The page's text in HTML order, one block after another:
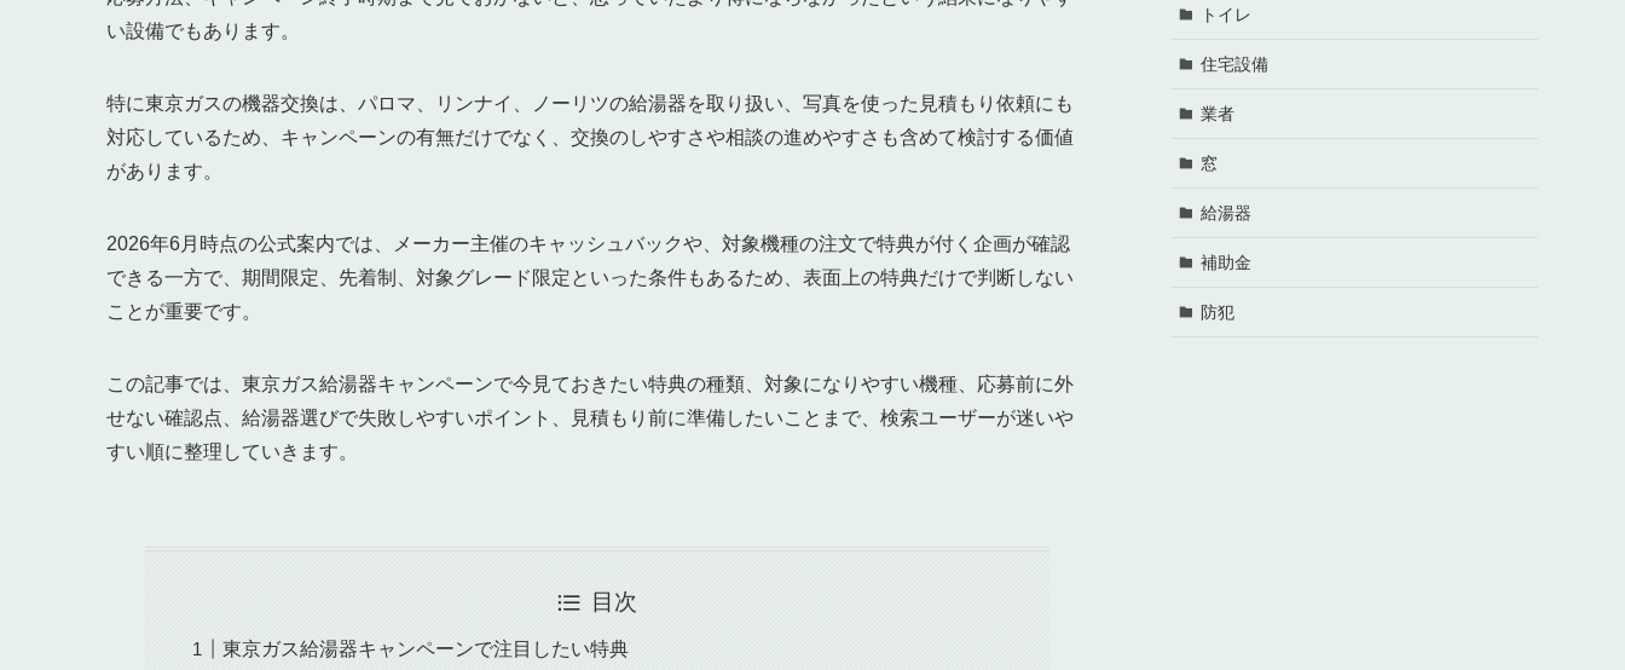
い設備でもあります。
特に東京ガスの機器交換は、パロマ、リンナイ、ノーリツの給湯器を取り扱い、写真を使った見積もり依頼にも
対応しているため、キャンペーンの有無だけでなく、交換のしやすさや相談の進めやすさも含めて検討する価値
があります。
2026年6月時点の公式案内では、メーカー主催のキャッシュバックや、対象機種の注文で特典が付く企画が確認
できる一方で、期間限定、先着制、対象グレード限定といった条件もあるため、表面上の特典だけで判断しない
ことが重要です。
この記事では、東京ガス給湯器キャンペーンで今見ておきたい特典の種類、対象になりやすい機種、応募前に外
せない確認点、給湯器選びで失敗しやすいポイント、見積もり前に準備したいことまで、検索ユーザーが迷いや
すい順に整理していきます。
目次
東京ガス給湯器キャンペーンで注目したい特典
トイレ
住宅設備
業者
窓
給湯器
補助金
防犯